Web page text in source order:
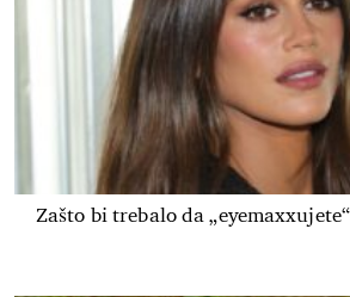
Zašto bi trebalo da